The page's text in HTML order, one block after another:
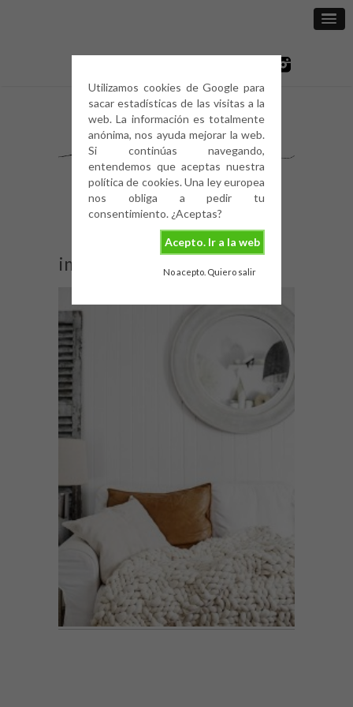
Utilizamos cookies de Google para
sacar estadísticas de las visitas a la
web. La información es totalmente
anónima, nos ayuda mejorar la web.
Si continúas navegando,
entendemos que aceptas nuestra
política de cookies. Una ley europea
nos obliga a pedir tu
consentimiento. ¿Aceptas?
Acepto. Ir a la web
No acepto. Quiero salir
image